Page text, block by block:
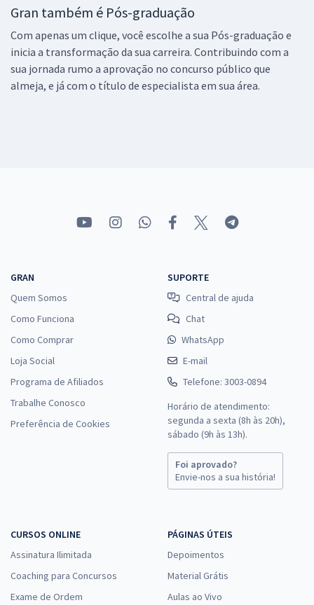
Gran também é Pós-graduação
Com apenas um clique, você escolhe a sua Pós-graduação e
inicia a transformação da sua carreira. Contribuindo com a
sua jornada rumo a aprovação no concurso público que
almeja, e já com o título de especialista em sua área.
GRAN
Quem Somos
Como Funciona
Como Comprar
Loja Social
Programa de Afiliados
Trabalhe Conosco
Preferência de Cookies
SUPORTE
Central de ajuda
Chat
WhatsApp
E-mail
Telefone: 3003-0894
Horário de atendimento:
segunda a sexta (8h às 20h),
sábado (9h às 13h).
Foi aprovado?
Envie-nos a sua história!
CURSOS ONLINE
Assinatura Ilimitada
Coaching para Concursos
Exame de Ordem
PÁGINAS ÚTEIS
Depoimentos
Material Grátis
Aulas ao Vivo